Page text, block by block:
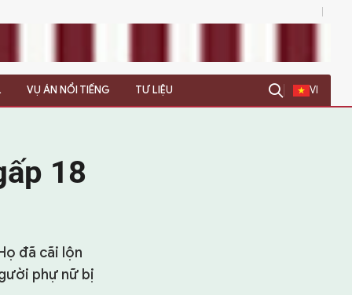
VỤ ÁN NỔI TIẾNG TƯ LIỆU VI
18
đã cãi lộn
phự nữ bị